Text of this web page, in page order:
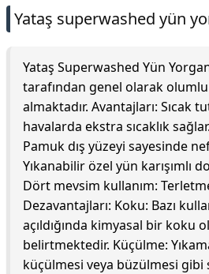
Yataş superwashed yün
Yataş Superwashed Yün
tarafından genel olarak
almaktadır. Avantajları: Sıcak
havalarda ekstra sıcaklık
Pamuk dış yüzeyi sayesinde
Yıkanabilir özel yün karışımlı
Dört mevsim kullanım:
Dezavantajları: Koku: Bazı
açıldığında kimyasal bir koku
belirtmektedir. Küçülme:
küçülmesi veya büzülmesi gibi